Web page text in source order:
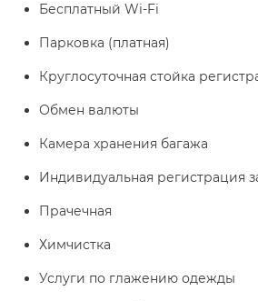
Бесплатный Wi-Fi
Парковка (платная)
Круглосуточная стойка
Обмен валюты
Камера хранения багажа
Индивидуальная регистрация
Прачечная
Химчистка
Услуги по глажению одежды